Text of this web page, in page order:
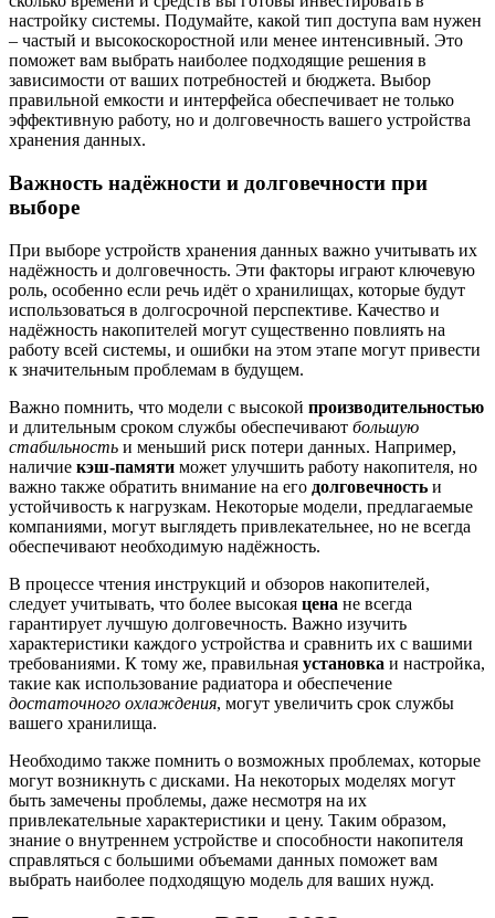
настройку системы. Подумайте, какой тип доступа вам нужен
– частый и высокоскоростной или менее интенсивный. Это
поможет вам выбрать наиболее подходящие решения в
зависимости от ваших потребностей и бюджета. Выбор
правильной емкости и интерфейса обеспечивает не только
эффективную работу, но и долговечность вашего устройства
хранения данных.
Важность надёжности и долговечности при
выборе
При выборе устройств хранения данных важно учитывать их
надёжность и долговечность. Эти факторы играют ключевую
роль, особенно если речь идёт о хранилищах, которые будут
использоваться в долгосрочной перспективе. Качество и
надёжность накопителей могут существенно повлиять на
работу всей системы, и ошибки на этом этапе могут привести
к значительным проблемам в будущем.
Важно помнить, что модели с высокой производительностью
и длительным сроком службы обеспечивают большую
стабильность и меньший риск потери данных. Например,
наличие кэш-памяти может улучшить работу накопителя, но
важно также обратить внимание на его долговечность и
устойчивость к нагрузкам. Некоторые модели, предлагаемые
компаниями, могут выглядеть привлекательнее, но не всегда
обеспечивают необходимую надёжность.
В процессе чтения инструкций и обзоров накопителей,
следует учитывать, что более высокая цена не всегда
гарантирует лучшую долговечность. Важно изучить
характеристики каждого устройства и сравнить их с вашими
требованиями. К тому же, правильная установка и настройка,
такие как использование радиатора и обеспечение
достаточного охлаждения, могут увеличить срок службы
вашего хранилища.
Необходимо также помнить о возможных проблемах, которые
могут возникнуть с дисками. На некоторых моделях могут
быть замечены проблемы, даже несмотря на их
привлекательные характеристики и цену. Таким образом,
знание о внутреннем устройстве и способности накопителя
справляться с большими объемами данных поможет вам
выбрать наиболее подходящую модель для ваших нужд.